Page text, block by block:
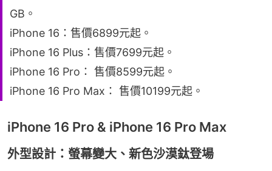
GB。
iPhone 16：售價6899元起。
iPhone 16 Plus：售價7699元起。
iPhone 16 Pro： 售價8599元起。
iPhone 16 Pro Max： 售價10199元起。
iPhone 16 Pro & iPhone 16 Pro Max
外型設計：螢幕變大、新色沙漠鈦登場